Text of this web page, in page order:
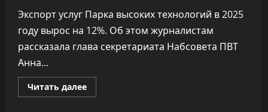
Экспорт услуг Парка высоких технологий в 2025
году вырос на 12%. Об этом журналистам
рассказала глава секретариата Набсовета ПВТ
Анна...
Читать далееПрочитать
больше